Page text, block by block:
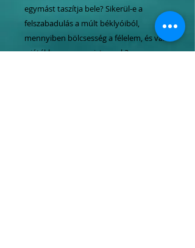
egymást taszítja bele? Sikerül-e a
felszabadulás a múlt béklyóiból,
mennyiben bölcsesség a félelem, és van-
e játékban szerepe istennek?